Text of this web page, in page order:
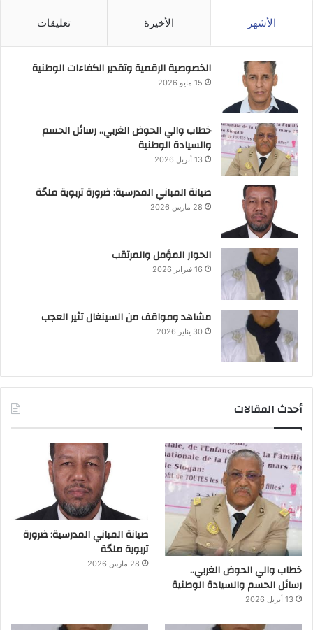
الأشهر الأخيرة تعليقات
الخصوصية الرقمية وتقدير الكفاءات الوطنية
15 مايو 2026
خطاب والي الحوض الغربي.. رسائل الحسم
والسيادة الوطنية
13 أبريل 2026
صيانة المباني المدرسية: ضرورة تربوية ملحّة
28 مارس 2026
الحوار المؤمل والمرتقب
16 فبراير 2026
مشاهد ومواقف من السينغال تثير العجب
30 يناير 2026
أحدث المقالات
خطاب والي الحوض الغربي..
رسائل الحسم والسيادة الوطنية
13 أبريل 2026
صيانة المباني المدرسية: ضرورة
تربوية ملحّة
28 مارس 2026